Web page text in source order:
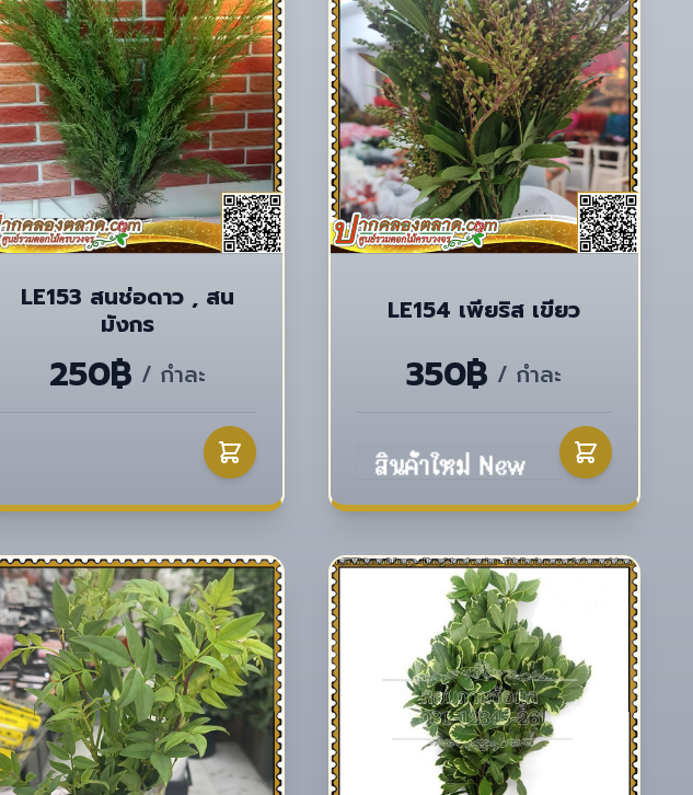
LE153 สนช่อดาว , สน
มังกร
250฿ / กำละ
LE154 เพียริส เขียว
350฿ / กำละ